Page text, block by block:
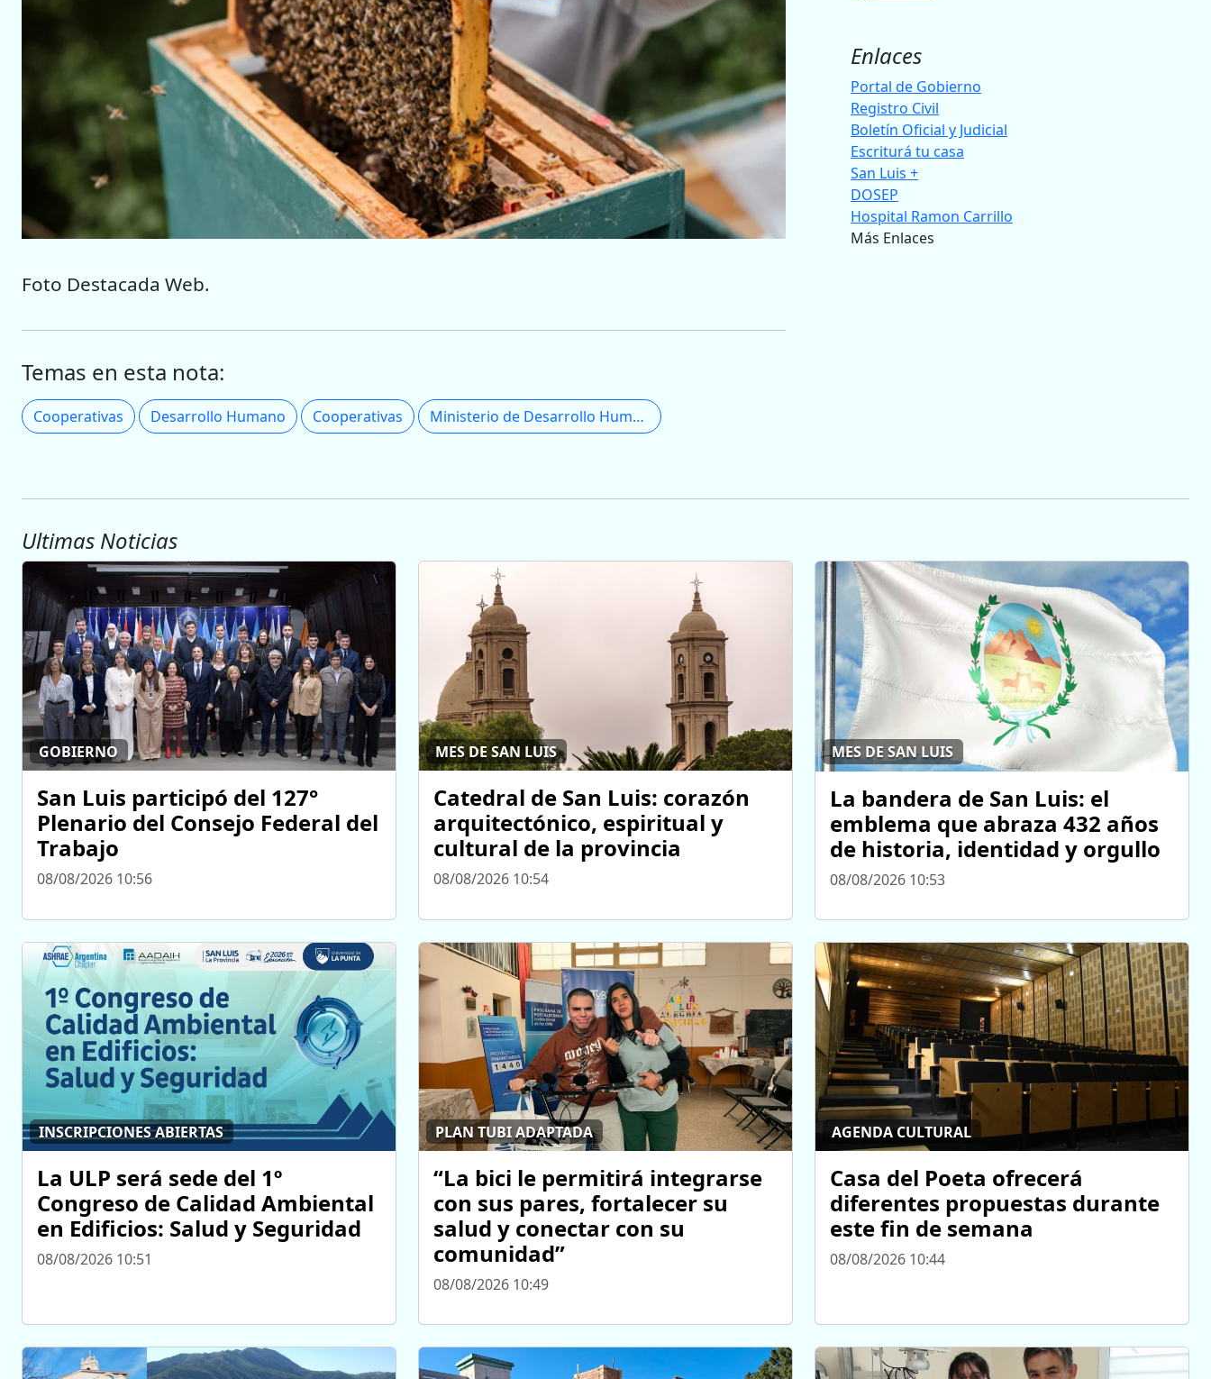
Foto Destacada Web.
Temas en esta nota:
Cooperativas Desarrollo Humano Cooperativas Ministerio de Desarrollo Humano
Enlaces
Portal de Gobierno
Registro Civil
Boletín Oficial y Judicial
Escriturá tu casa
San Luis +
DOSEP
Hospital Ramon Carrillo
Más Enlaces
Ultimas Noticias
GOBIERNO
San Luis participó del 127°
Plenario del Consejo Federal del
Trabajo
08/08/2026 10:56
MES DE SAN LUIS
Catedral de San Luis: corazón
arquitectónico, espiritual y
cultural de la provincia
08/08/2026 10:54
MES DE SAN LUIS
La bandera de San Luis: el
emblema que abraza 432 años
de historia, identidad y orgullo
08/08/2026 10:53
INSCRIPCIONES ABIERTAS
La ULP será sede del 1º
Congreso de Calidad Ambiental
en Edificios: Salud y Seguridad
08/08/2026 10:51
PLAN TUBI ADAPTADA
“La bici le permitirá integrarse
con sus pares, fortalecer su
salud y conectar con su
comunidad”
08/08/2026 10:49
AGENDA CULTURAL
Casa del Poeta ofrecerá
diferentes propuestas durante
este fin de semana
08/08/2026 10:44